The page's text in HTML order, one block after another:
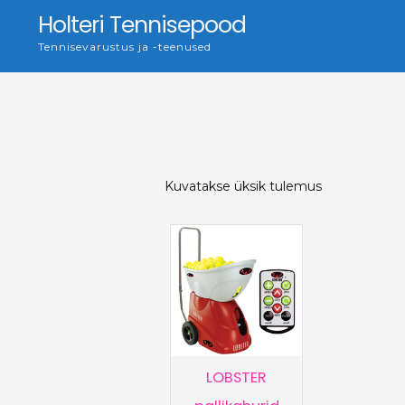
Holteri Tennisepood
Tennisevarustus ja -teenused
Kuvatakse üksik tulemus
LOBSTER